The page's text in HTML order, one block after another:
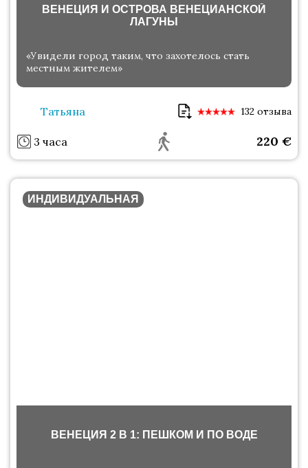
ВЕНЕЦИЯ И ОСТРОВА ВЕНЕЦИАНСКОЙ
ЛАГУНЫ
«Увидели город таким, что захотелось стать
местным жителем»
Татьяна 132 отзыва
3 часа 220 €
ИНДИВИДУАЛЬНАЯ
ВЕНЕЦИЯ 2 В 1: ПЕШКОМ И ПО ВОДЕ